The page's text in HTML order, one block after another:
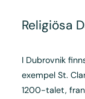
Religiösa
I Dubrovnik
exempel St.
1200-talet,